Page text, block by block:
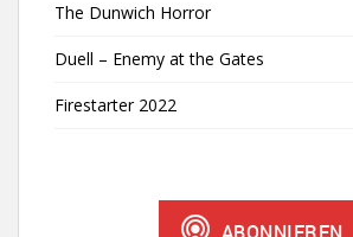
The Dunwich Horror
Duell – Enemy at the Gates
Firestarter 2022